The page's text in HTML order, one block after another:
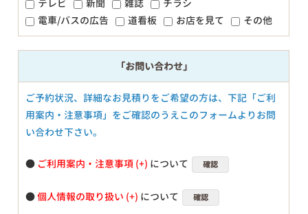
テレビ
新聞 雑誌
チラシ
電車/バスの広告
道看板 お店を見て その他
「お問い合わせ」
ご予約状況、詳細なお見積りをご希望の方は、下記「ご利
用案内・注意事項」をご確認のうえこのフォームよりお問
い合わせ下さい。
● ご利用案内・注意事項 について 確認
●個人情報の取り扱い について 確認